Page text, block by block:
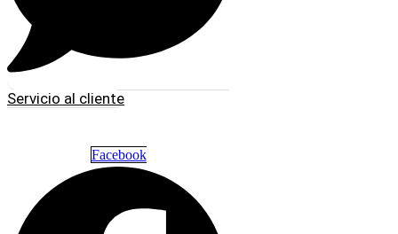
Servicio al cliente
Facebook